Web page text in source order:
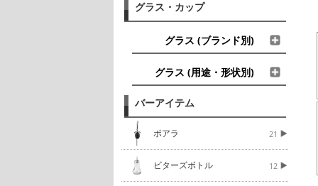
グラス・カップ
グラス (ブランド別)
グラス (用途・形状別)
バーアイテム
ポアラ 21
ビターズボトル 12